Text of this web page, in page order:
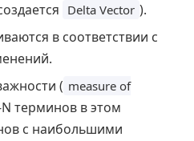
Delta Vector ).
в соответствии с
( measure of
терминов в этом
с наибольшими